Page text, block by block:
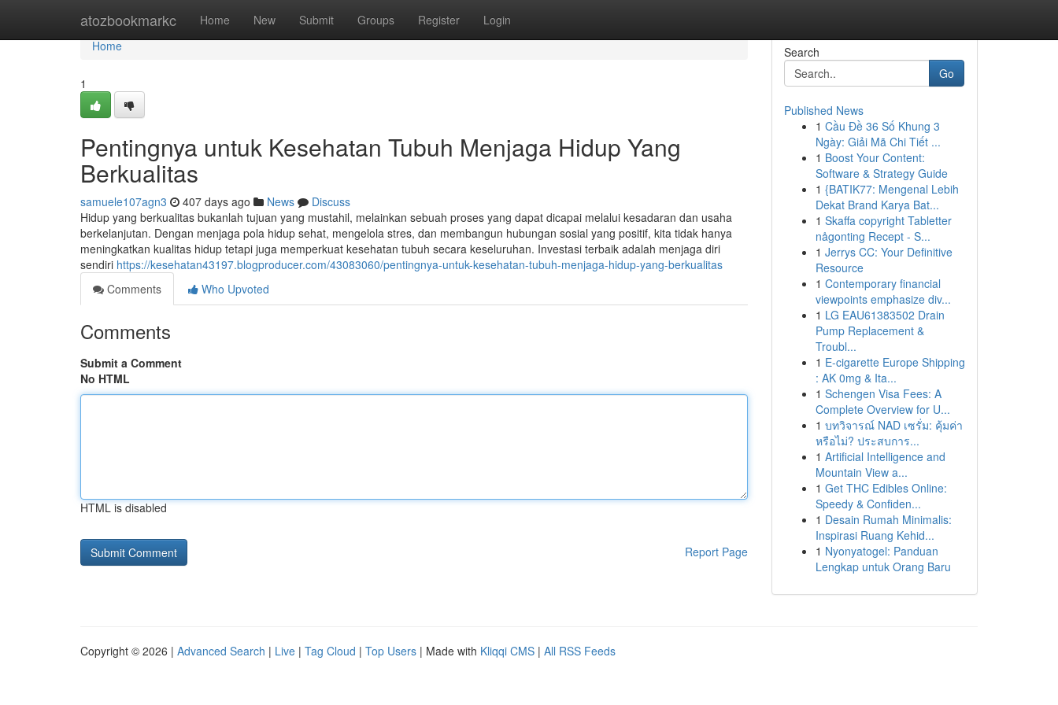
atozbookmarkc Home New Submit Groups Register Login
Home
Home
1
Pentingnya untuk Kesehatan Tubuh Menjaga Hidup Yang
Berkualitas
samuele107agn3 407 days ago News
Discuss
Hidup yang berkualitas bukanlah tujuan yang mustahil, melainkan sebuah proses yang dapat dicapai melalui kesadaran dan usaha
berkelanjutan. Dengan menjaga pola hidup sehat, mengelola stres, dan membangun hubungan sosial yang positif, kita tidak hanya
meningkatkan kualitas hidup tetapi juga memperkuat kesehatan tubuh secara keseluruhan. Investasi terbaik adalah menjaga diri
sendiri https://kesehatan43197.blogproducer.com/43083060/pentingnya-untuk-kesehatan-tubuh-menjaga-hidup-yang-berkualitas
Comments
Who Upvoted
Comments
Submit a Comment
No HTML
HTML is disabled
Report Page
Search
Go
Published News
1 Cầu Đề 36 Số Khung 3
Ngày: Giải Mã Chi Tiết ...
1 Boost Your Content:
Software & Strategy Guide
1 {BATIK77: Mengenal Lebih
Dekat Brand Karya Bat...
1 Skaffa copyright Tabletter
någonting Recept - S...
1 Jerrys CC: Your Definitive
Resource
1 Contemporary financial
viewpoints emphasize div...
1 LG EAU61383502 Drain
Pump Replacement &
Troubl...
1 E-cigarette Europe Shipping
: AK 0mg & Ita...
1 Schengen Visa Fees: A
Complete Overview for U...
1 บทวิจารณ์ NAD เซรั่ม: คุ้มค่า
หรือไม่? ประสบการ...
1 Artificial Intelligence and
Mountain View a...
1 Get THC Edibles Online:
Speedy & Confiden...
1 Desain Rumah Minimalis:
Inspirasi Ruang Kehid...
1 Nyonyatogel: Panduan
Lengkap untuk Orang Baru
Copyright © 2026 | Advanced Search | Live | Tag Cloud | Top Users | Made with Kliqqi CMS | All RSS Feeds